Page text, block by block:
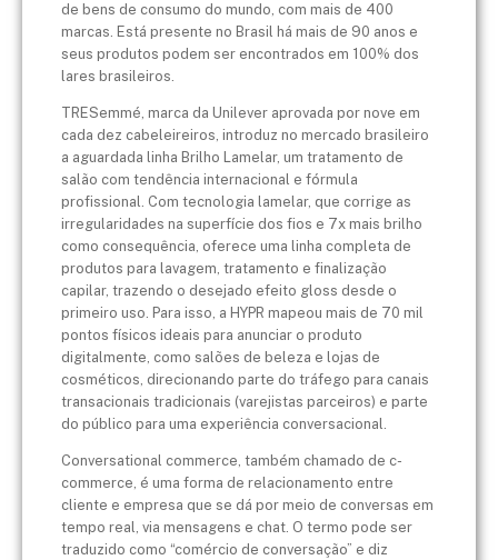
de bens de consumo do mundo, com mais de 400
marcas. Está presente no Brasil há mais de 90 anos e
seus produtos podem ser encontrados em 100% dos
lares brasileiros.
TRESemmé, marca da Unilever aprovada por nove em
cada dez cabeleireiros, introduz no mercado brasileiro
a aguardada linha Brilho Lamelar, um tratamento de
salão com tendência internacional e fórmula
profissional. Com tecnologia lamelar, que corrige as
irregularidades na superfície dos fios e 7x mais brilho
como consequência, oferece uma linha completa de
produtos para lavagem, tratamento e finalização
capilar, trazendo o desejado efeito gloss desde o
primeiro uso. Para isso, a HYPR mapeou mais de 70 mil
pontos físicos ideais para anunciar o produto
digitalmente, como salões de beleza e lojas de
cosméticos, direcionando parte do tráfego para canais
transacionais tradicionais (varejistas parceiros) e parte
do público para uma experiência conversacional.
Conversational commerce, também chamado de c-
commerce, é uma forma de relacionamento entre
cliente e empresa que se dá por meio de conversas em
tempo real, via mensagens e chat. O termo pode ser
traduzido como “comércio de conversação” e diz